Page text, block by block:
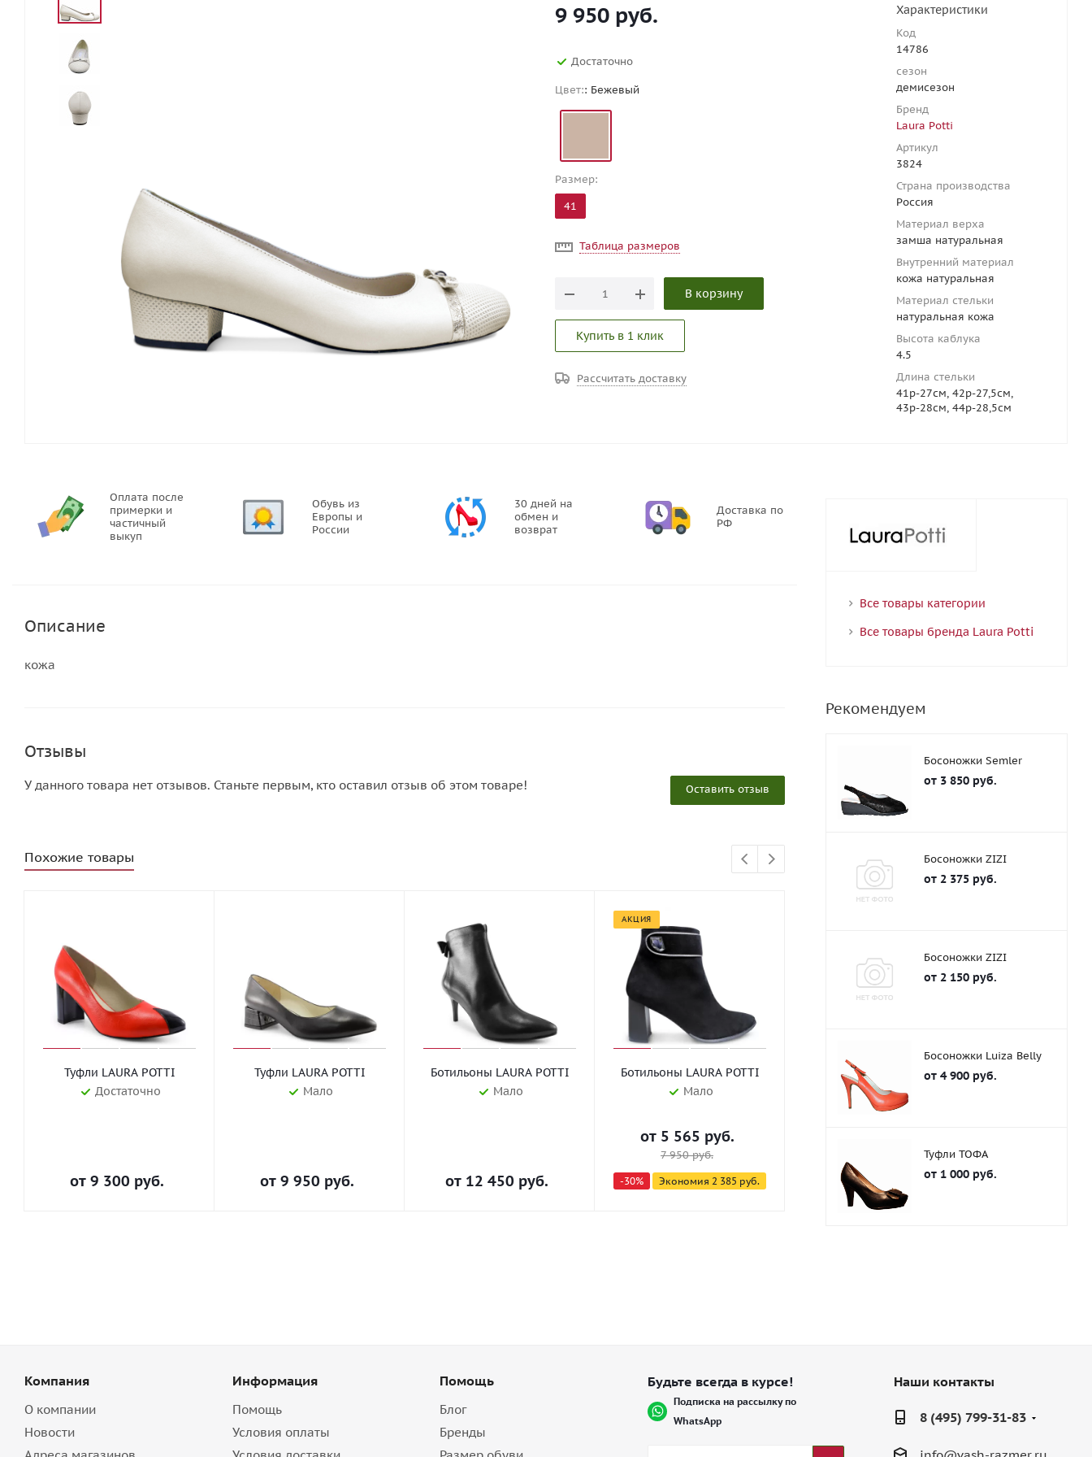
9 950 руб.
Достаточно
Цвет:: Бежевый
Размер:
41
Таблица размеров
В корзину
Купить в 1 клик
Рассчитать доставку
Характеристики
Код
14786
сезон
демисезон
Бренд
Laura Potti
Артикул
3824
Страна производства
Россия
Материал верха
замша натуральная
Внутренний материал
кожа натуральная
Материал стельки
натуральная кожа
Высота каблука
4.5
Длина стельки
41р-27см, 42р-27,5см,
43р-28см, 44р-28,5см
Оплата после
примерки и
частичный
выкуп
Обувь из
Европы и
России
30 дней на
обмен и
возврат
Доставка по
РФ
Описание
кожа
Отзывы
Оставить отзыв
У данного товара нет отзывов. Станьте первым, кто оставил отзыв об этом товаре!
Похожие товары
Туфли LAURA POTTI
Достаточно
от 9 300 руб.
Туфли LAURA POTTI
Мало
от 9 950 руб.
Ботильоны LAURA POTTI
Мало
от 12 450 руб.
АКЦИЯ
Ботильоны LAURA POTTI
Мало
от 5 565 руб.
7 950 руб.
-30% Экономия 2 385 руб.
Ботильоны LAURA POTTI
Достаточно
от13 450 руб.
Все товары категории
Все товары бренда Laura Potti
Рекомендуем
Босоножки Semler
от 3 850 руб.
Босоножки ZIZI
от 2 375 руб.
Босоножки ZIZI
от 2 150 руб.
Босоножки Luiza Belly
от 4 900 руб.
Туфли ТОФА
от 1 000 руб.
Компания
О компании
Новости
Информация
Помощь
Условия оплаты
Помощь
Блог
Бренды
Будьте всегда в курсе!
Подписка на рассылку по
WhatsApp
Наши контакты
8 (495) 799-31-83